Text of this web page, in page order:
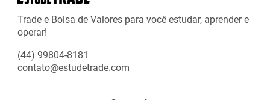
Trade e Bolsa de Valores para você estudar, aprender e
operar!
(44) 99804-8181
contato@estudetrade.com